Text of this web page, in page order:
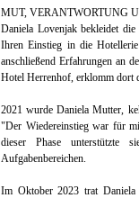
MUT, VERANTWORTUNG
Daniela Lovenjak bekleidet
Ihren Einstieg in die
anschließend Erfahrungen an
Hotel Herrenhof, erklomm dort
2021 wurde Daniela Mutter,
"Der Wiedereinstieg war für
dieser Phase unterstützte
Aufgabenbereichen.
Im Oktober 2023 trat Daniela